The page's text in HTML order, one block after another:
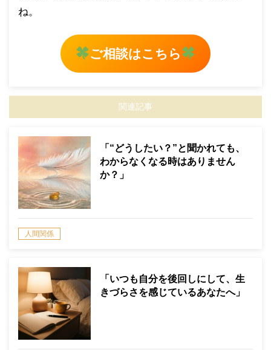
ね。
ご相談はこちら
関連記事
「“どうしたい？”と聞かれても、
わからなくなる時はありません
か？」
人間関係
「いつも自分を後回しにして、生
きづらさを感じているあなたへ」